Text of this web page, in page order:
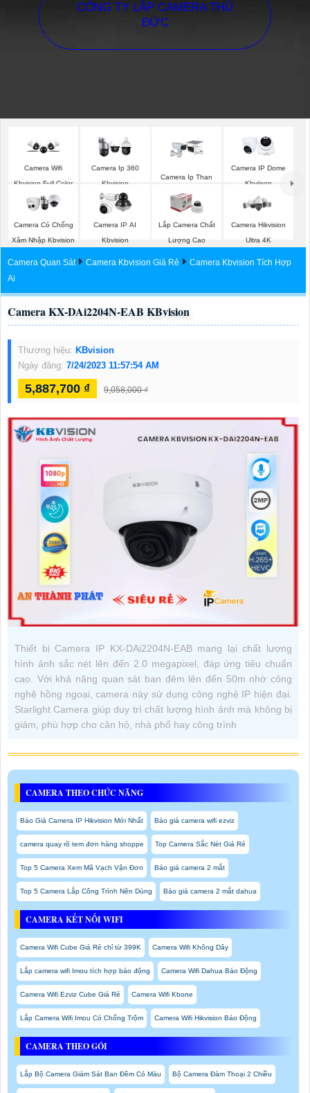
CÔNG TY LẮP CAMERA THỦ
ĐỨC
Camera Wifi
Kbvision Full Color
Camera Ip 360
Kbvision
Camera Ip Than
Kbvision
Camera IP Dome
Kbviison
Camera Có Chống
Xâm Nhập Kbvision
Camera IP AI
Kbvision
Lắp Camera Chất
Lượng Cao
Camera Hikvision
Ultra 4K
Camera Quan Sát Camera Kbvision Giá Rẻ
Camera Kbvision Tích Hợp
Ai
Camera KX-DAi2204N-EAB KBvision
Thương hiệu: KBvision
Ngày đăng: 7/24/2023 11:57:54 AM
5,887,700 ₫ 9,058,000 ₫
Thiết bị Camera IP KX-DAi2204N-EAB mang lại chất lượng
hình ảnh sắc nét lên đến 2.0 megapixel, đáp ứng tiêu chuẩn
cao. Với khả năng quan sát ban đêm lên đến 50m nhờ công
nghệ hồng ngoại, camera này sử dụng công nghệ IP hiện đại.
Starlight Camera giúp duy trì chất lượng hình ảnh mà không bị
giảm, phù hợp cho căn hộ, nhà phố hay công trình
CAMERA THEO CHỨC NĂNG
Báo Giá Camera IP Hikvision Mới Nhất Báo giá camera wifi ezviz
camera quay rõ tem đơn hàng shoppe Top Camera Sắc Nét Giá Rẻ
Top 5 Camera Xem Mã Vạch Vận Đơn Báo giá camera 2 mắt
Top 5 Camera Lắp Công Trình Nên Dùng Báo giá camera 2 mắt dahua
CAMERA KẾT NỐI WIFI
Camera Wifi Cube Giá Rẻ chỉ từ 399K Camera Wifi Không Dây
Lắp camera wifi Imou tích hợp báo động Camera Wifi Dahua Báo Động
Camera Wifi Ezviz Cube Giá Rẻ Camera Wifi Kbone
Lắp Camera Wifi Imou Có Chống Trộm Camera Wifi Hikvision Báo Động
CAMERA THEO GÓI
Lắp Bộ Camera Giám Sát Ban Đêm Có Màu Bộ Camera Đàm Thoại 2 Chiều